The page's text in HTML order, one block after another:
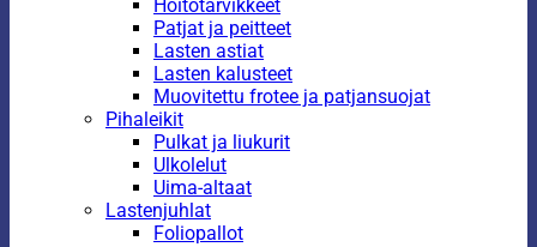
Hoitotarvikkeet
Patjat ja peitteet
Lasten astiat
Lasten kalusteet
Muovitettu frotee ja patjansuojat
Pihaleikit
Pulkat ja liukurit
Ulkolelut
Uima-altaat
Lastenjuhlat
Foliopallot